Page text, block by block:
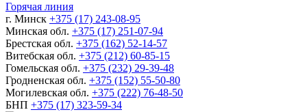
Горячая линия
г. Минск +375 (17) 243-08-95
Минская обл. +375 (17) 251-07-94
Брестская обл. +375 (162) 52-14-57
Витебская обл. +375 (212) 60-85-15
Гомельская обл. +375 (232) 29-39-48
Гродненская обл. +375 (152) 55-50-80
Могилевская обл. +375 (222) 76-48-50
БНП +375 (17) 323-59-34